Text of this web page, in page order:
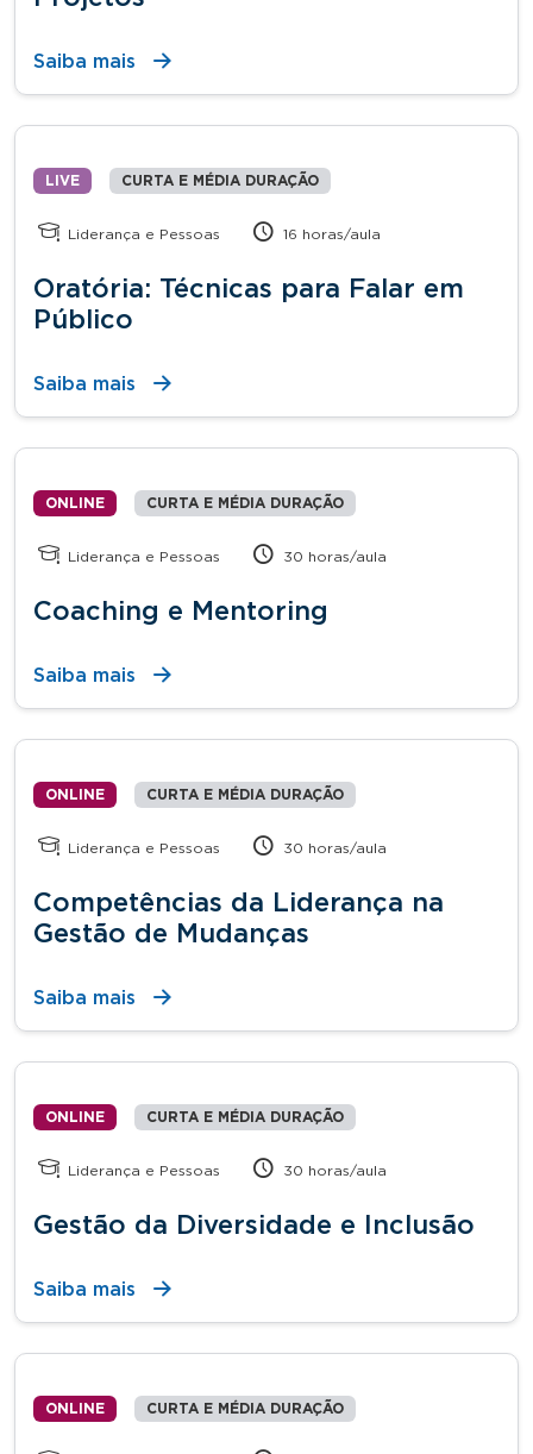
Saiba mais
LIVE CURTA E MÉDIA DURAÇÃO
Liderança e Pessoas 16 horas/aula
Oratória: Técnicas para Falar em
Público
Saiba mais
ONLINE CURTA E MÉDIA DURAÇÃO
Liderança e Pessoas 30 horas/aula
Coaching e Mentoring
Saiba mais
ONLINE CURTA E MÉDIA DURAÇÃO
Liderança e Pessoas 30 horas/aula
Competências da Liderança na
Gestão de Mudanças
Saiba mais
ONLINE CURTA E MÉDIA DURAÇÃO
Liderança e Pessoas 30 horas/aula
Gestão da Diversidade e Inclusão
Saiba mais
ONLINE CURTA E MÉDIA DURAÇÃO